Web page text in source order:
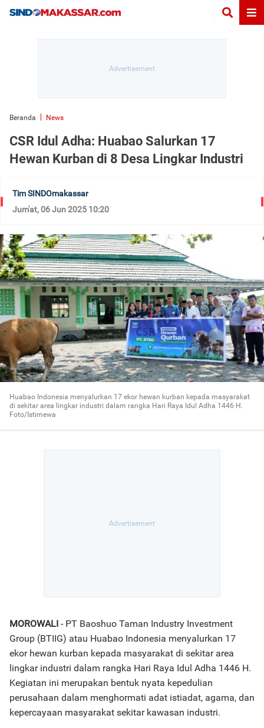
Beranda News
CSR Idul Adha: Huabao Salurkan 17
Hewan Kurban di 8 Desa Lingkar Industri
Tim SINDOmakassar
Jum'at, 06 Jun 2025 10:20
Huabao Indonesia menyalurkan 17 ekor hewan kurban kepada masyarakat
di sekitar area lingkar industri dalam rangka Hari Raya Idul Adha 1446 H.
Foto/Istimewa
MOROWALI - PT Baoshuo Taman Industry Investment
Group (BTIIG) atau Huabao Indonesia menyalurkan 17
ekor hewan kurban kepada masyarakat di sekitar area
lingkar industri dalam rangka Hari Raya Idul Adha 1446 H.
Kegiatan ini merupakan bentuk nyata kepedulian
perusahaan dalam menghormati adat istiadat, agama, dan
kepercayaan masyarakat sekitar kawasan industri.